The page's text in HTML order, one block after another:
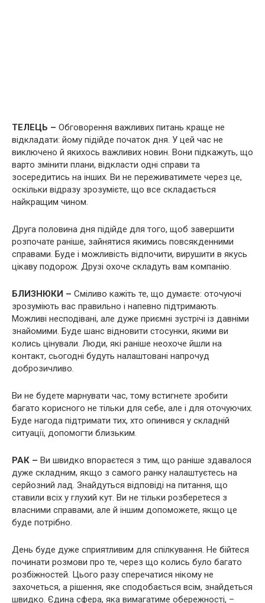
ТЕЛЕЦЬ – Обговорення важливих питань краще не
відкладати: йому підійде початок дня. У цей час не
виключено й якихось важливих новин. Вони підкажуть, що
варто змінити плани, відкласти одні справи та
зосередитись на інших. Ви не переживатимете через це,
оскільки відразу зрозумієте, що все складається
найкращим чином.
Друга половина дня підійде для того, щоб завершити
розпочате раніше, зайнятися якимись повсякденними
справами. Буде і можливість відпочити, вирушити в якусь
цікаву подорож. Друзі охоче складуть вам компанію.
БЛИЗНЮКИ – Сміливо кажіть те, що думаєте: оточуючі
зрозуміють вас правильно і напевно підтримають.
Можливі несподівані, але дуже приємні зустрічі із давніми
знайомими. Буде шанс відновити стосунки, якими ви
колись цінували. Люди, які раніше неохоче йшли на
контакт, сьогодні будуть налаштовані напрочуд
доброзичливо.
Ви не будете марнувати час, тому встигнете зробити
багато корисного не тільки для себе, але і для оточуючих.
Буде нагода підтримати тих, хто опинився у складній
ситуації, допомогти близьким.
РАК – Ви швидко впораєтеся з тим, що раніше здавалося
дуже складним, якщо з самого ранку налаштуєтесь на
серйозний лад. Знайдуться відповіді на питання, що
ставили всіх у глухий кут. Ви не тільки розберетеся з
власними справами, але й іншим допоможете, якщо це
буде потрібно.
День буде дуже сприятливим для спілкування. Не бійтеся
починати розмови про те, через що колись було багато
розбіжностей. Цього разу сперечатися нікому не
захочеться, а рішення, яке сподобається всім, знайдеться
швидко. Єдина сфера, яка вимагатиме обережності, –